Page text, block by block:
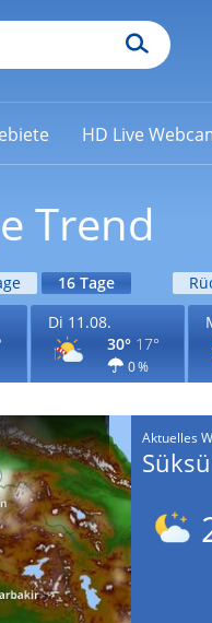
HD Live
Trend
16 Tage
Di 11.08.
30° 17°
0 %
Aktuelles